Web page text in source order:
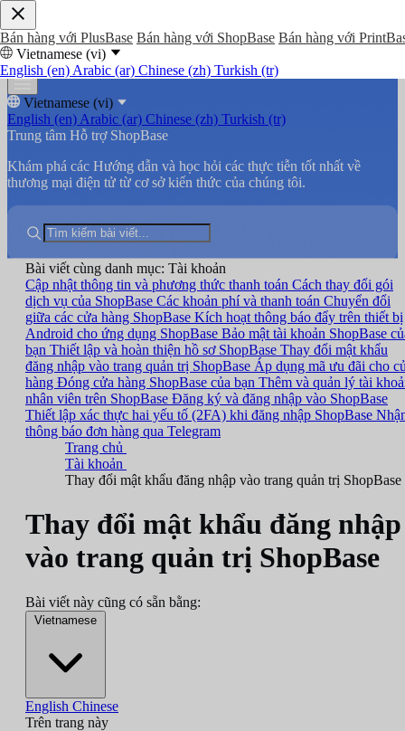
Bán hàng với PlusBase Bán hàng với ShopBase Bán hàng với
Vietnamese (vi)
English (en) Arabic (ar) Chinese (zh) Turkish (tr)
Vietnamese (vi)
English (en) Arabic (ar) Chinese (zh) Turkish (tr)
Trung tâm Hỗ trợ ShopBase
Khám phá các Hướng dẫn và học hỏi các thực tiễn tốt nhất về
thương mại điện tử từ cơ sở kiến thức của chúng tôi.
Bài viết cùng danh mục: Tài khoản
Cập nhật thông tin và phương thức thanh toán Cách thay đổi gói
dịch vụ của ShopBase Các khoản phí và thanh toán Chuyển đổi
giữa các cửa hàng ShopBase Kích hoạt thông báo đẩy trên thiết bị
Android cho ứng dụng ShopBase Bảo mật tài khoản ShopBase
bạn Thiết lập và hoàn thiện hồ sơ ShopBase Thay đổi mật khẩu
đăng nhập vào trang quản trị ShopBase Áp dụng mã ưu đãi cho
hàng Đóng cửa hàng ShopBase của bạn Thêm và quản lý tài
nhân viên trên ShopBase Đăng ký và đăng nhập vào ShopBase
Thiết lập xác thực hai yếu tố (2FA) khi đăng nhập ShopBase
thông báo đơn hàng qua Telegram
Trang chủ
Tài khoản
Thay đổi mật khẩu đăng nhập vào trang quản trị ShopBase
Thay đổi mật khẩu đăng nhập
vào trang quản trị ShopBase
Bài viết này cũng có sẵn bằng:
Vietnamese
English Chinese
Trên trang này